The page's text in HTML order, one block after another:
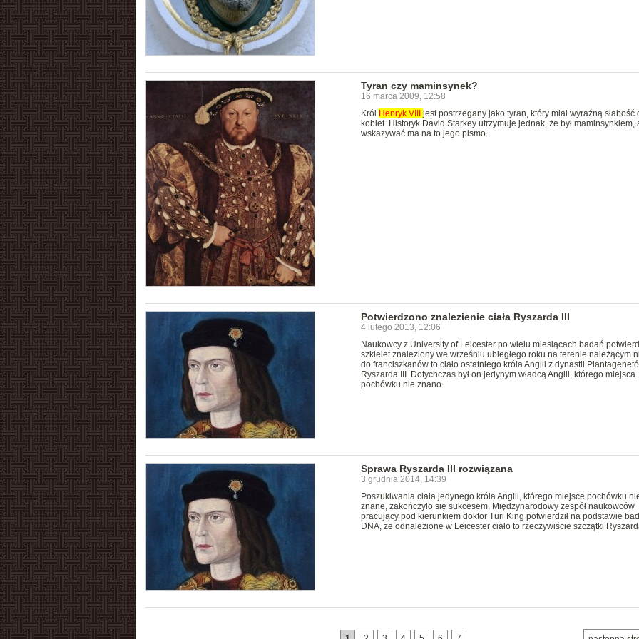
Tyran czy maminsynek?
16 marca 2009, 12:58
Król Henryk VIII jest postrzegany jako tyran, który miał wyraźną słabość
kobiet. Historyk David Starkey utrzymuje jednak, że był maminsynkiem,
wskazywać ma na to jego pismo.
Potwierdzono znalezienie ciała Ryszarda III
4 lutego 2013, 12:06
Naukowcy z University of Leicester po wielu miesiącach badań
szkielet znaleziony we wrześniu ubiegłego roku na terenie należącym
do franciszkanów to ciało ostatniego króla Anglii z dynastii
Ryszarda III. Dotychczas był on jedynym władcą Anglii, którego miejsca
pochówku nie znano.
Sprawa Ryszarda III rozwiązana
3 grudnia 2014, 14:39
Poszukiwania ciała jedynego króla Anglii, którego miejsce pochówku
znane, zakończyło się sukcesem. Międzynarodowy zespół naukowców
pracujący pod kierunkiem doktor Turi King potwierdził na podstawie
DNA, że odnalezione w Leicester ciało to rzeczywiście szczątki